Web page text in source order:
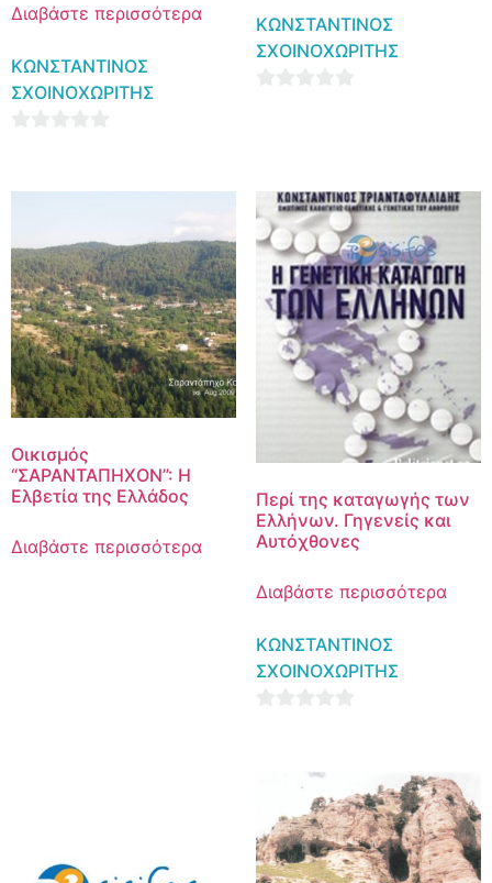
Διαβάστε περισσότερα
ΚΩΝΣΤΑΝΤΙΝΟΣ
ΣΧΟΙΝΟΧΩΡΙΤΗΣ
ΚΩΝΣΤΑΝΤΙΝΟΣ
ΣΧΟΙΝΟΧΩΡΙΤΗΣ
Οικισμός
“ΣΑΡΑΝΤΑΠΗΧΟΝ”: Η
Ελβετία της Ελλάδος
Διαβάστε περισσότερα
Περί της καταγωγής των
Ελλήνων. Γηγενείς και
Αυτόχθονες
Διαβάστε περισσότερα
ΚΩΝΣΤΑΝΤΙΝΟΣ
ΣΧΟΙΝΟΧΩΡΙΤΗΣ